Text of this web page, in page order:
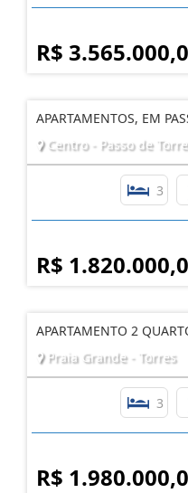
R$
APARTAMENTOS, EM
Centro - Passo de
3
R$
APARTAMENTO 2
Praia Grande - Torres
3
R$